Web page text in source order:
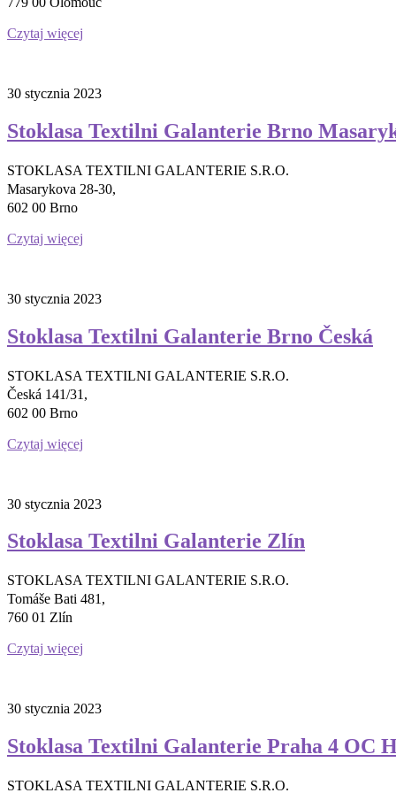
Czytaj więcej
30 stycznia 2023
Stoklasa Textilni Galanterie Brno
STOKLASA TEXTILNI GALANTERIE S.R.O.
Masarykova 28-30,
602 00 Brno
Czytaj więcej
30 stycznia 2023
Stoklasa Textilni Galanterie Brno Česká
STOKLASA TEXTILNI GALANTERIE S.R.O.
Česká 141/31,
602 00 Brno
Czytaj więcej
30 stycznia 2023
Stoklasa Textilni Galanterie Zlín
STOKLASA TEXTILNI GALANTERIE S.R.O.
Tomáše Bati 481,
760 01 Zlín
Czytaj więcej
30 stycznia 2023
Stoklasa Textilni Galanterie Praha 4 OC
STOKLASA TEXTILNI GALANTERIE S.R.O.